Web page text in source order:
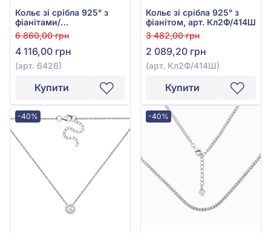
Кольє зі срібла 925° з
фіанітами/
куб.цирконієм, арт. 6426
6 860,00 грн
4 116,00 грн
(арт. 6426)
Купити
Кольє зі срібла 925° з
фіанітом, арт. Кл2Ф/414Ш
3 482,00 грн
2 089,20 грн
(арт. Кл2Ф/414Ш)
Купити
-40% -40%